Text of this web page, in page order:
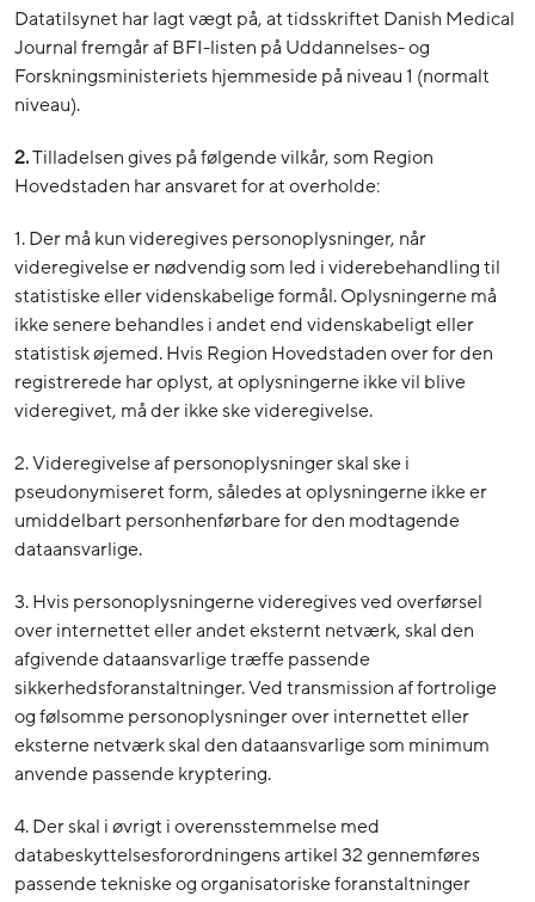
Datatilsynet har lagt vægt på, at tidsskriftet Danish Medical
Journal fremgår af BFI-listen på Uddannelses- og
Forskningsministeriets hjemmeside på niveau 1 (normalt
niveau).
2.Tilladelsen gives på følgende vilkår, som Region
Hovedstaden har ansvaret for at overholde:
1. Der må kun videregives personoplysninger, når
videregivelse er nødvendig som led i viderebehandling til
statistiske eller videnskabelige formål. Oplysningerne må
ikke senere behandles i andet end videnskabeligt eller
statistisk øjemed. Hvis Region Hovedstaden over for den
registrerede har oplyst, at oplysningerne ikke vil blive
videregivet, må der ikke ske videregivelse.
2. Videregivelse af personoplysninger skal ske i
pseudonymiseret form, således at oplysningerne ikke er
umiddelbart personhenførbare for den modtagende
dataansvarlige.
3. Hvis personoplysningerne videregives ved overførsel
over internettet eller andet eksternt netværk, skal den
afgivende dataansvarlige træffe passende
sikkerhedsforanstaltninger. Ved transmission af fortrolige
og følsomme personoplysninger over internettet eller
eksterne netværk skal den dataansvarlige som minimum
anvende passende kryptering.
4. Der skal i øvrigt i overensstemmelse med
databeskyttelsesforordningens artikel 32 gennemføres
passende tekniske og organisatoriske foranstaltninger